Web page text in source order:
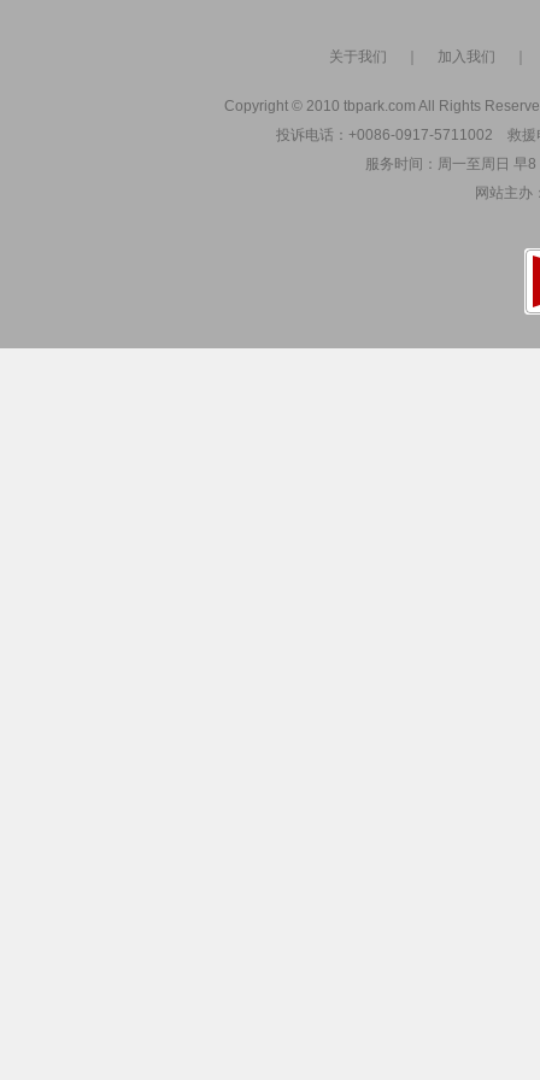
关于我们 加入我们
Copyright © 2010 tbpark.com All Rights
投诉电话：+0086-0917-5711002 救
服务时间：周一至周日 早
网站主办